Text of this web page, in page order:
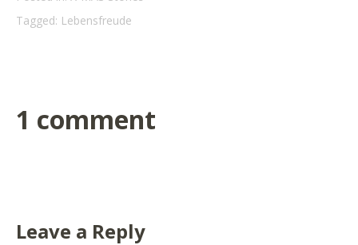
Tagged: Lebensfreude
1 comment
Leave a Reply